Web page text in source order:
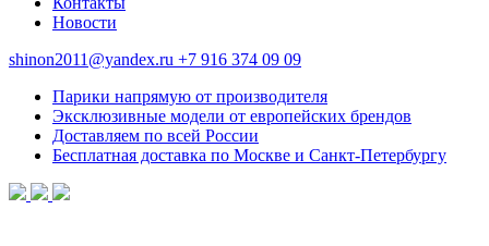
Новости
shinon2011@yandex.ru +7 916 374 09 09
Парики напрямую от производителя
Эксклюзивные модели от европейских брендов
Доставляем по всей России
Бесплатная доставка по Москве и Санкт-Петербургу